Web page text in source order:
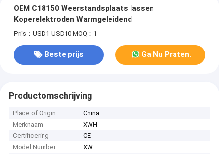
OEM C18150 Weerstandsplaats lassen
Koperelektroden Warmgeleidend
Prijs：USD1-USD10 MOQ：1
Beste prijs Ga Nu Praten.
Productomschrijving
Place of Origin
China
Merknaam
XWH
Certificering
CE
Model Number
XW